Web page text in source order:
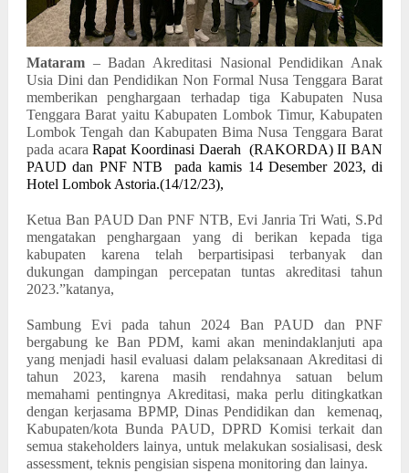
Mataram– Badan Akreditasi Nasional Pendidikan Anak
Usia Dini dan Pendidikan Non Formal Nusa Tenggara Barat
memberikan penghargaan terhadap tiga Kabupaten Nusa
Tenggara Barat yaitu Kabupaten Lombok Timur, Kabupaten
Lombok Tengah dan Kabupaten Bima Nusa Tenggara Barat
pada acaraRapat Koordinasi Daerah (RAKORDA) II BAN
PAUD dan PNF NTB pada kamis 14 Desember 2023, di
Hotel Lombok Astoria.(14/12/23),
Ketua Ban PAUD Dan PNF NTB, Evi Janria Tri Wati, S.Pd
mengatakan penghargaan yang di berikan kepada tiga
kabupaten karena telah berpartisipasi terbanyak dan
dukungan dampingan percepatan tuntas akreditasi tahun
2023.”katanya,
Sambung Evi pada tahun 2024 Ban PAUD dan PNF
bergabung ke Ban PDM, kami akan menindaklanjuti apa
yang menjadi hasil evaluasi dalam pelaksanaan Akreditasi di
tahun 2023, karena masih rendahnya satuan belum
memahami pentingnya Akreditasi, maka perlu ditingkatkan
dengan kerjasama BPMP, Dinas Pendidikan dan
kemenaq,
Kabupaten/kota Bunda PAUD, DPRD Komisi terkait dan
semua stakeholders lainya, untuk melakukan sosialisasi, desk
assessment, teknis pengisian sispena monitoring dan lainya.